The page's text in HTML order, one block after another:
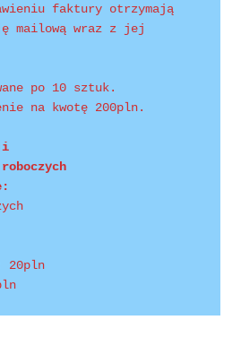
faktury otrzymają
mailową wraz z jej
po 10 sztuk.
na kwotę 200pln.
20pln